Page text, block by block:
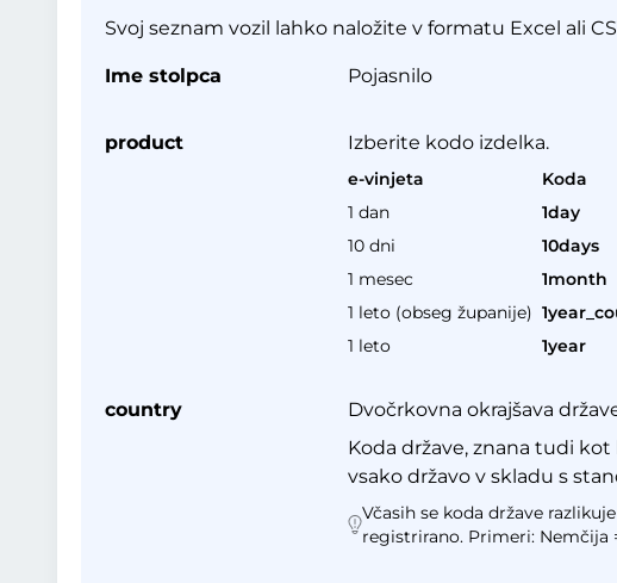
Svoj seznam vozil lahko naložite v formatu Excel ali
Ime stolpca Pojasnilo
product Izberite kodo izdelka.
e-vinjeta
Koda
1 dan
1day
10 dni
10days
1 mesec
1month
1 leto (obseg županije)
1 leto
1year
country Dvočrkovna okrajšava
Koda države, znana tudi kot
vsako državo v skladu s
Včasih se koda države
registrirano. Primeri: Nemčija